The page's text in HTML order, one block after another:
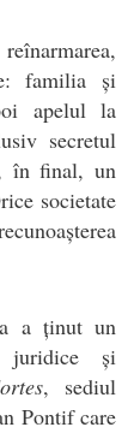
familia și
apelul la
secretul
în final, un
societate
a ținut un
juridice și
, sediul
Pontif care